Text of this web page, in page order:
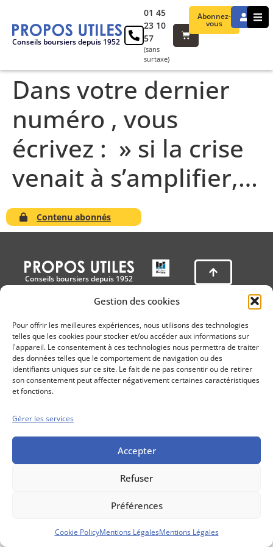
Gestion des cookies
Pour offrir les meilleures expériences, nous utilisons des technologies
telles que les cookies pour stocker et/ou accéder aux informations sur
l'appareil. Le consentement à ces technologies nous permettra de traiter
des données telles que le comportement de navigation ou des
identifiants uniques sur ce site. Le fait de ne pas consentir ou de retirer
son consentement peut affecter négativement certaines caractéristiques
et fonctions.
Gérer les services
Accepter
Refuser
Préférences
Cookie PolicyMentions LégalesMentions Légales
Conseils boursiers depuis 1952
Abonnez-
vous
01 45
23 10
57
(sans
surtaxe)
Dans votre dernier
numéro , vous
écrivez : » si la crise
venait à s’amplifier,…
Contenu abonnés
Conseils boursiers depuis 1952
une publication
Marigny
Mentions Légales
Politique cookie
Conditions générales de vente